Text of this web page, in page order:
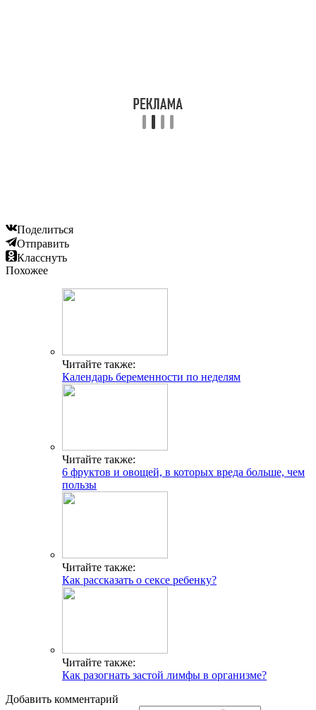
Поделиться
Отправить
Класснуть
Похожее
Читайте также:
Календарь беременности по неделям
Читайте также:
6 фруктов и овощей, в которых вреда больше, чем
пользы
Читайте также:
Как рассказать о сексе ребенку?
Читайте также:
Как разогнать застой лимфы в организме?
Добавить комментарий